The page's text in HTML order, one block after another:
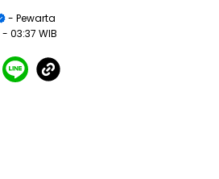
- Pewarta
- 03:37 WIB